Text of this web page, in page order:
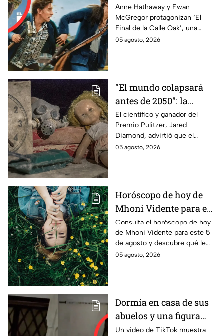
plantea qué ocurriría si
tu vecindario
desapareciera de la
realidad | VIDEO
Anne Hathaway y Ewan
McGregor protagonizan ‘El
Final de la Calle Oak’, una
historia de supervivencia que
05 agosto, 2026
"El mundo colapsará
antes de 2050": la
alarmante advertencia
de un científico
ganador del Pulitzer
El científico y ganador del
Premio Pulitzer, Jared
Diamond, advirtió que el
mundo podría enfrentar un
05 agosto, 2026
Horóscopo de hoy de
Mhoni Vidente para el
miércoles 5 de agosto
¡No desistas!
Consulta el horóscopo de hoy
de Mhoni Vidente para este 5
de agosto y descubre qué le
espera a tu signo en amor,
05 agosto, 2026
Dormía en casa de sus
abuelos y una figura
oscura lo despertó a las
Un video de TikTok muestra